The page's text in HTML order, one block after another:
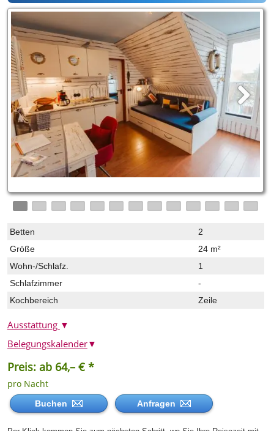
Betten
2
Größe
24 m²
Wohn-/Schlafz.
1
Schlafzimmer
-
Kochbereich
Zeile
Ausstattung ▼
Preis: ab 64,– € *
pro Nacht
Buchen Anfragen
Belegungskalender▼